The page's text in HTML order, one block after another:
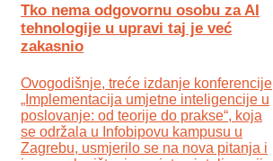
Tko nema odgovornu osobu za AI
tehnologije u upravi taj je već
zakasnio
Ovogodišnje, treće izdanje konferencije
„Implementacija umjetne inteligencije u
poslovanje: od teorije do prakse“, koja
se održala u Infobipovu kampusu u
Zagrebu, usmjerilo se na nova pitanja i